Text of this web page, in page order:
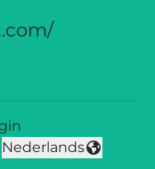
Taal wijzigen
Nederlands